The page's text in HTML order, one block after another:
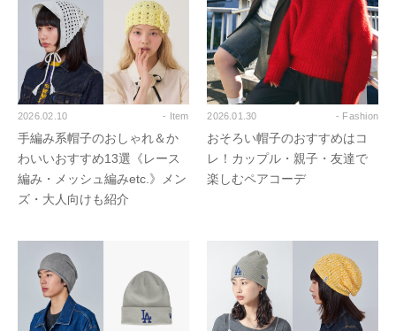
2026.02.10 - Item
手編み系帽子のおしゃれ＆か
わいいおすすめ13選《レース
編み・メッシュ編みetc.》メン
ズ・大人向けも紹介
2026.01.30 - Fashion
おそろい帽子のおすすめはコ
レ！カップル・親子・友達で
楽しむペアコーデ